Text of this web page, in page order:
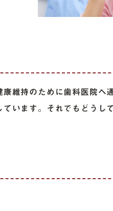
維持のために歯科医院へ
います。それでもどうし